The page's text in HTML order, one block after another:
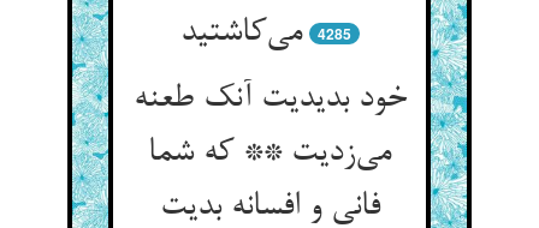
می‌کاشتید
4285
خود بدیدیت آنک طعنه
می‌زدیت ** که شما
فانی و افسانه بدیت